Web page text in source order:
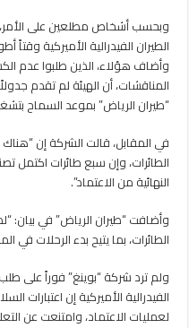
وبحسب أشخاص مطلعين على الأمر،
الطيران الفيدرالية الأميركية
وأضاف هؤلاء، الذين طلبوا عدم
المناقشات، أن الهيئة لم تقدم
“طيران الرياض” بموعد السماح
في المقابل، قالت الشركة إن “هناك
الطائرات، وإن سبع طائرات اكتمل
النهائية من الاعتماد”.
وأضافت “طيران الرياض” في بيان:
الطائرات، بما يتيح بدء الرحلات في
ولم ترد شركة “بوينغ” فوراً على طلب
الفيدرالية الأميركية إن اعتبارات
لعمليات الاعتماد، وامتنعت عن